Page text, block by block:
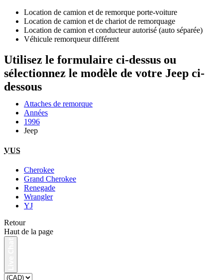
Location de camion et de remorque porte-voiture
Location de camion et de chariot de remorquage
Location de camion et conducteur autorisé (auto séparée)
Véhicule remorqueur différent
Utilisez le formulaire ci-dessus ou
sélectionnez le modèle de votre Jeep ci-
dessous
Attaches de remorque
Années
1996
Jeep
VUS
Cherokee
Grand Cherokee
Renegade
Wrangler
YJ
Retour
Haut de la page